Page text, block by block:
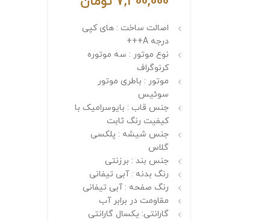
اصالت ساخت : های کپی
درجه A+++
نوع موتور : سه موتوره
کرنوگراف
موتور : باطری موتور
سوئیس
جنس قاب : بایوسرامیک با
کیفیت رنگ ثابت
جنس شیشه : پلکسی
گلاس
جنس بند : برزنتی
رنگ بدنه : آبی تیفانی
رنگ صفحه : آبی تیفانی
مقاومت در برابر آب
گارانتی: یکسال گارانتی